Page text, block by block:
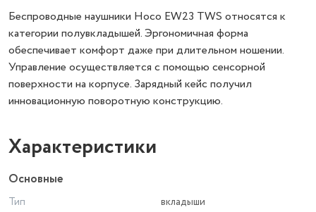
Беспроводные наушники Hoco EW23 TWS относятся к
категории полувкладышей. Эргономичная форма
обеспечивает комфорт даже при длительном ношении.
Управление осуществляется с помощью сенсорной
поверхности на корпусе. Зарядный кейс получил
инновационную поворотную конструкцию.
Характеристики
Основные
Тип
вкладыши